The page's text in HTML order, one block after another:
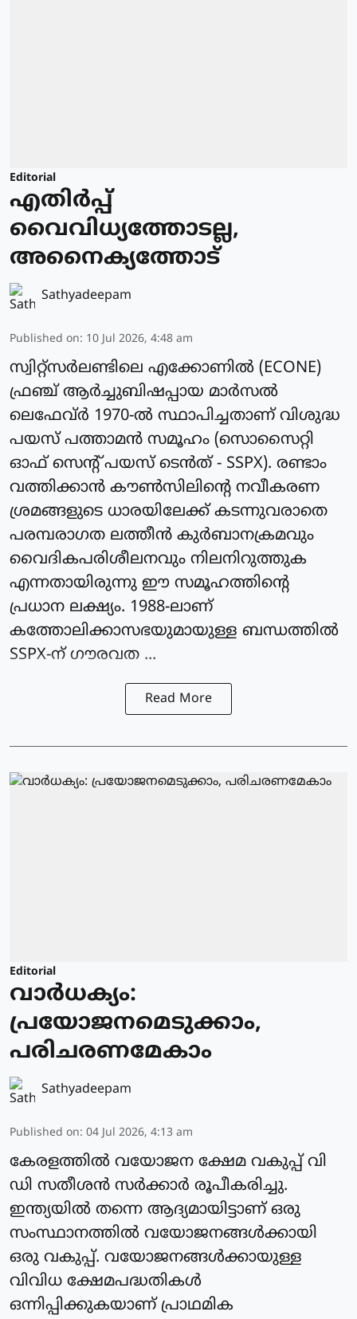
Editorial
എതിർപ്പ്
വൈവിധ്യത്തോടല്ല,
അനൈക്യത്തോട്
Sathyadeepam
Published on: 10 Jul 2026, 4:48 am
സ്വിറ്റ്സർലണ്ടിലെ എക്കോണിൽ (ECONE)
ഫ്രഞ്ച് ആർച്ചുബിഷപ്പായ മാർസൽ
ലെഫേവ്ർ 1970-ൽ സ്ഥാപിച്ചതാണ് വിശുദ്ധ
പയസ് പത്താമൻ സമൂഹം (സൊസൈറ്റി
ഓഫ് സെന്റ് പയസ് ടെൻത് - SSPX). രണ്ടാം
വത്തിക്കാൻ കൗൺസിലിന്റെ നവീകരണ
ശ്രമങ്ങളുടെ ധാരയിലേക്ക് കടന്നുവരാതെ
പരമ്പരാഗത ലത്തീൻ കുർബാനക്രമവും
വൈദികപരിശീലനവും നിലനിറുത്തുക
എന്നതായിരുന്നു ഈ സമൂഹത്തിന്റെ
പ്രധാന ലക്ഷ്യം. 1988-ലാണ്
കത്തോലിക്കാസഭയുമായുള്ള ബന്ധത്തിൽ
SSPX-ന് ഗൗരവത ...
Read More
Editorial
വാർധക്യം:
പ്രയോജനമെടുക്കാം,
പരിചരണമേകാം
Sathyadeepam
Published on: 04 Jul 2026, 4:13 am
കേരളത്തിൽ വയോജന ക്ഷേമ വകുപ്പ് വി
ഡി സതീശൻ സർക്കാർ രൂപീകരിച്ചു.
ഇന്ത്യയിൽ തന്നെ ആദ്യമായിട്ടാണ് ഒരു
സംസ്ഥാനത്തിൽ വയോജനങ്ങൾക്കായി
ഒരു വകുപ്പ്. വയോജനങ്ങൾക്കായുള്ള
വിവിധ ക്ഷേമപദ്ധതികൾ
ഒന്നിപ്പിക്കുകയാണ് പ്രാഥമിക